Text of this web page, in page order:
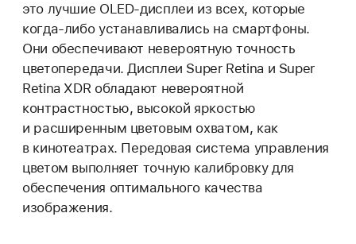
это лучшие OLED-дисплеи из всех, которые
когда-либо устанавливались на смартфоны.
Они обеспечивают невероятную точность
цветопередачи. Дисплеи Super Retina и Super
Retina XDR обладают невероятной
контрастностью, высокой яркостью
и расширенным цветовым охватом, как
в кинотеатрах. Передовая система управления
цветом выполняет точную калибровку для
обеспечения оптимального качества
изображения.